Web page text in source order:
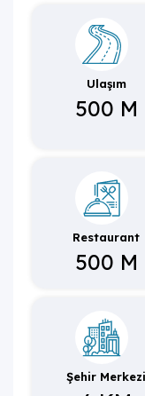
konumlara
eğlenceli ve
Ulaşım
500 M
Restaurant
500 M
Şehir Merkezi